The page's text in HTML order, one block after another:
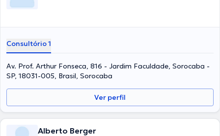
Consultório 1
Av. Prof. Arthur Fonseca, 816 - Jardim Faculdade, Sorocaba -
SP, 18031-005, Brasil, Sorocaba
Ver perfil
Alberto Berger